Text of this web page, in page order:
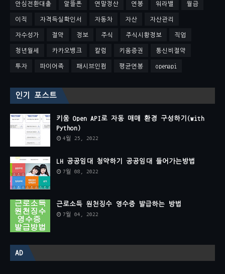
안심전환대출 알뜰폰 연말정산 연봉 워라밸 월급
이직 자격득실확인서 자동차 자산 자산관리
자수성가 절약 정보 주식 주식시황정보 직업
청년월세 카카오뱅크 칼럼 키움증권 통신비절약
투자 파이어족 패시브인컴 평균연봉 openapi
인기 포스트
키움 Open API로 자동 매매 환경 구성하기(with
Python)
4월 25, 2022
LH 공공임대 청약하기 공공임대 들어가는방법
7월 08, 2022
근로소득 원천징수 영수증 발급하는 방법
7월 04, 2022
AD